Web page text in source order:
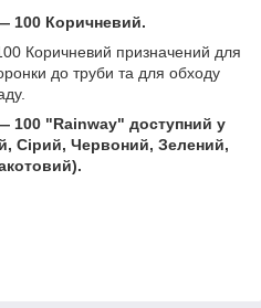
100 Коричневий.
Коричневий призначений для
до труби та для обходу
100 "Rainway" доступний у
Сірий, Червоний, Зелений,